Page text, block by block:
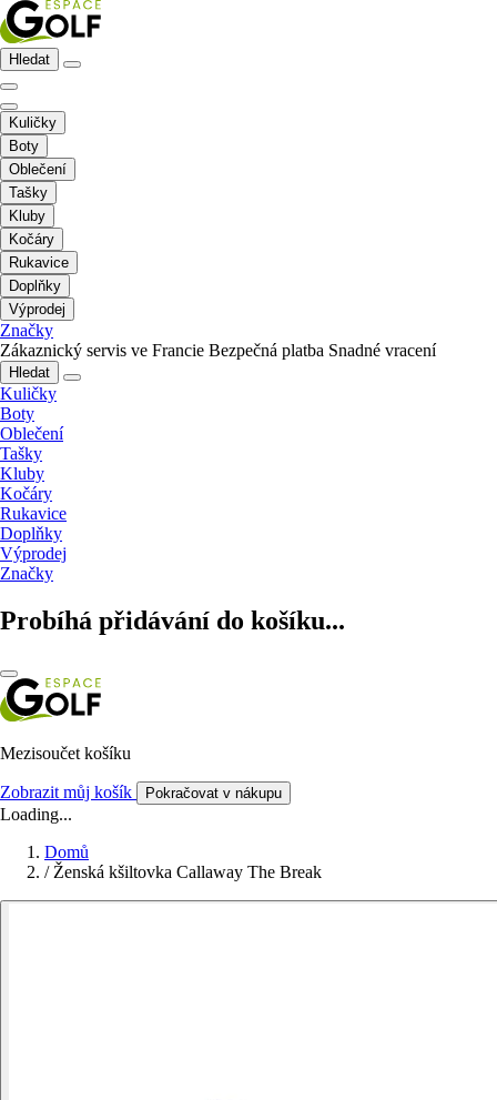
Hledat
Kuličky
Boty
Oblečení
Tašky
Kluby
Kočáry
Rukavice
Doplňky
Výprodej
Značky
Zákaznický servis ve Francie Bezpečná platba Snadné vracení
Hledat
Kuličky
Boty
Oblečení
Tašky
Kluby
Kočáry
Rukavice
Doplňky
Výprodej
Značky
Probíhá přidávání do košíku...
Mezisoučet košíku
Zobrazit můj košík Pokračovat v nákupu
Loading...
Domů
/ Ženská kšiltovka Callaway The Break